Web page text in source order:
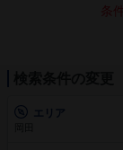
条
エリア